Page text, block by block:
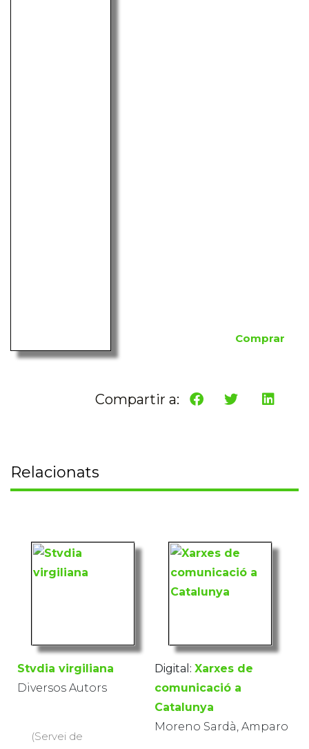
Comprar
Compartir a:
Relacionats
Stvdia virgiliana
Diversos Autors
(Servei de
Digital: Xarxes de
comunicació a
Catalunya
Moreno Sardà, Amparo